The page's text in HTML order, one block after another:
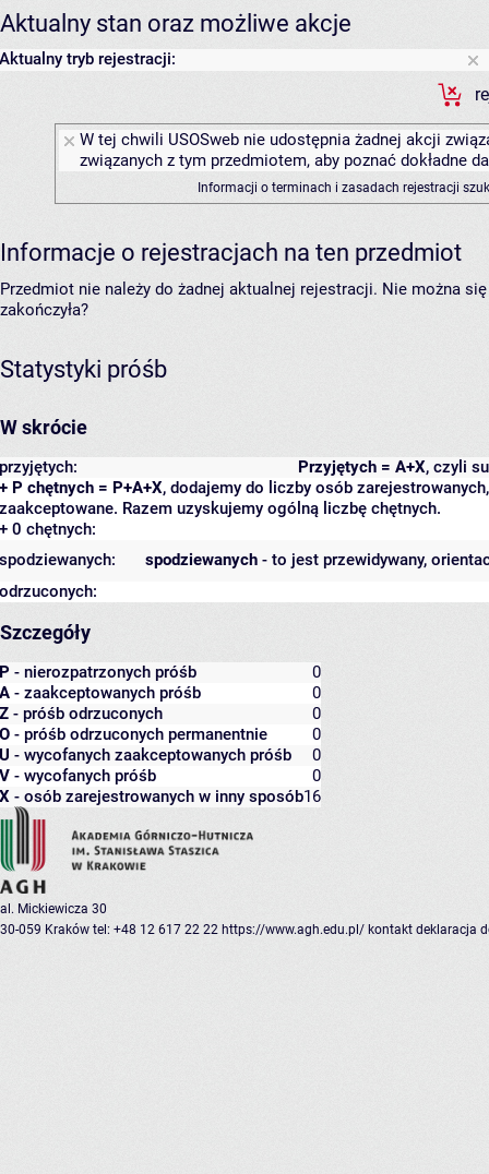
Aktualny stan oraz możliwe akcje
Aktualny tryb rejestracji:
W tej chwili USOSweb nie udostępnia żadnej akcji
związanych z tym przedmiotem, aby poznać dokładne
Informacji o terminach i zasadach rejestracji
Informacje o rejestracjach na ten przedmiot
Przedmiot nie należy do żadnej aktualnej rejestracji. Nie można
zakończyła?
Statystyki próśb
W skrócie
Przyjętych = A+X, czyli
przyjętych:
+ P chętnych = P+A+X, dodajemy do liczby osób
zaakceptowane. Razem uzyskujemy ogólną liczbę chętnych.
+ 0 chętnych:
spodziewanych - to jest przewidywany,
spodziewanych:
odrzuconych:
Szczegóły
P - nierozpatrzonych próśb
0
A - zaakceptowanych próśb
0
Z - próśb odrzuconych
0
O - próśb odrzuconych permanentnie
0
U - wycofanych zaakceptowanych próśb
0
V - wycofanych próśb
0
X - osób zarejestrowanych w inny sposób16
al. Mickiewicza 30
30-059 Kraków tel: +48 12 617 22 22 https://www.agh.edu.pl/ kontakt deklaracja